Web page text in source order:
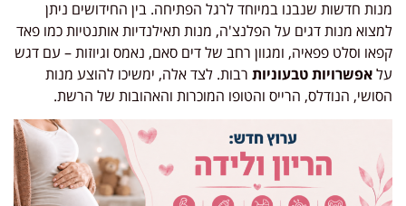
מנות חדשות שנבנו במיוחד לרגל הפתיחה. בין החידושים ניתן
למצוא מנות דגים על הפלנצ'ה, מנות תאילנדיות אותנטיות כמו פאד
קפאו וסלט פפאיה, ומגוון רחב של דים סאם, נאמס וגיוזות – עם דגש
עלאפשרויות טבעוניות רבות. לצד אלה, ימשיכו להוצע מנות
הסושי, הנודלס, הרייס והטופו המוכרות והאהובות של הרשת.